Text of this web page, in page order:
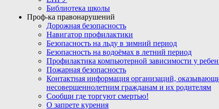
Библиотека школы
Проф-ка правонарушений
Дорожная безопасность
Навигатор профилактики
Безопасность на льду в зимний период
Безопасность на водоёмах в летний период
Профилактика компьютерной зависимости у
Пожарная безопасность
Контактная информация организаций,
несовершеннолетним гражданам и их родителям
Сообщи где торгуют смертью!
О запрете курения